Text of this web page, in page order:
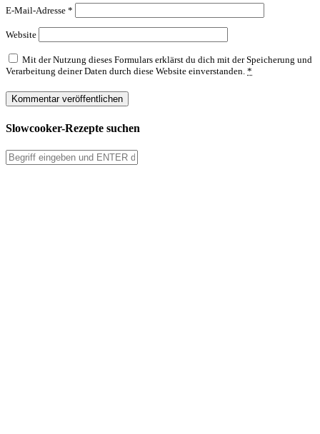
E-Mail-Adresse *
Website
Mit der Nutzung dieses Formulars erklärst du dich mit der Speicherung und
Verarbeitung deiner Daten durch diese Website einverstanden. *
Slowcooker-Rezepte suchen